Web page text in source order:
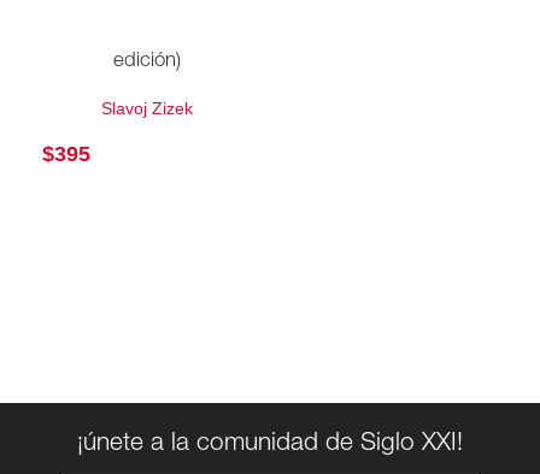
edición)
Slavoj Zizek
$395
¡únete a la comunidad de Siglo XXI!